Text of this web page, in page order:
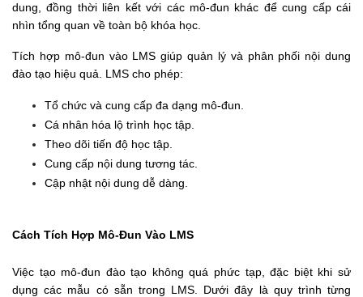
dung, đồng thời liên kết với các mô-đun khác để cung cấp cái
nhìn tổng quan về toàn bộ khóa học.
Tích hợp mô-đun vào LMS giúp quản lý và phân phối nội dung
đào tạo hiệu quả. LMS cho phép:
Tổ chức và cung cấp đa dạng mô-đun.
Cá nhân hóa lộ trình học tập.
Theo dõi tiến độ học tập.
Cung cấp nội dung tương tác.
Cập nhật nội dung dễ dàng.
Cách Tích Hợp Mô-Đun Vào LMS
Việc tạo mô-đun đào tạo không quá phức tạp, đặc biệt khi sử
dụng các mẫu có sẵn trong LMS. Dưới đây là quy trình từng